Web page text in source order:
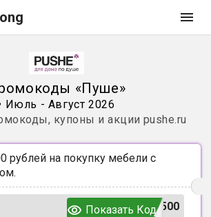
«Пуше»
Июль - Август 2026
купоны и акции pushe.ru
рублей на покупку мебели с
500
Показать Код